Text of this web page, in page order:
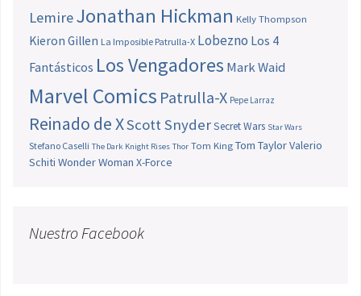
LemireJonathan Hickman Kelly Thompson
Kieron Gillen La Imposible Patrulla-X Lobezno Los 4
Fantásticos Los Vengadores Mark Waid
Marvel Comics Patrulla-X Pepe Larraz
Reinado de XScott SnyderSecret Wars Star Wars
Stefano Caselli The Dark Knight Rises Thor Tom King Tom TaylorValerio
Schiti Wonder Woman X-Force
Nuestro Facebook